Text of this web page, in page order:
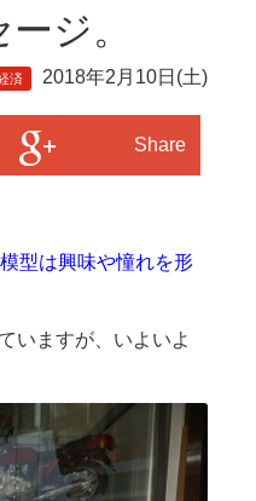
ジ。
済 2018年2月10日(土)
Share
型は興味や憧れを形
いますが、いよいよ